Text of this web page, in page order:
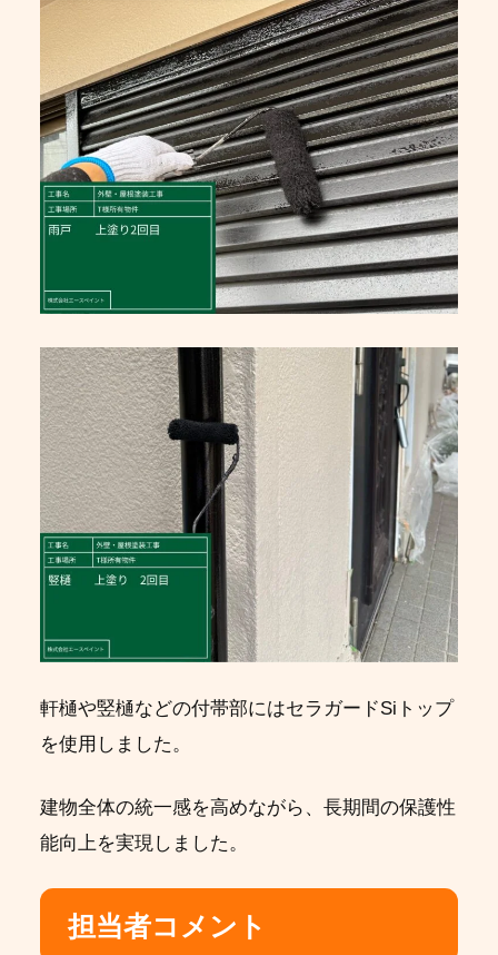
軒樋や竪樋などの付帯部にはセラガードSiトップ
を使用しました。
建物全体の統一感を高めながら、長期間の保護性
能向上を実現しました。
担当者コメント